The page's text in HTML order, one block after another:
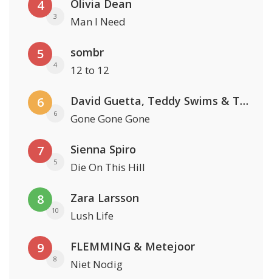
4
3
Olivia Dean
Man I Need
5
4
sombr
12 to 12
6
6
David Guetta, Teddy Swims & Tones And I
Gone Gone Gone
7
5
Sienna Spiro
Die On This Hill
8
10
Zara Larsson
Lush Life
9
8
FLEMMING & Metejoor
Niet Nodig